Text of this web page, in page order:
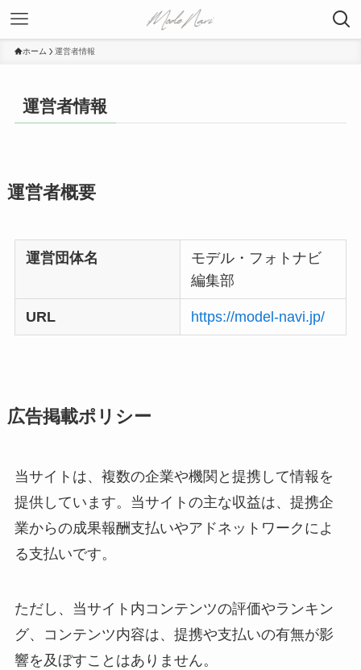
ホーム 運営者情報
運営者情報
運営者概要
運営団体名
モデル・フォトナビ
編集部
URL https://model-navi.jp/
広告掲載ポリシー
当サイトは、複数の企業や機関と提携して情報を
提供しています。当サイトの主な収益は、提携企
業からの成果報酬支払いやアドネットワークによ
る支払いです。
ただし、当サイト内コンテンツの評価やランキン
グ、コンテンツ内容は、提携や支払いの有無が影
響を及ぼすことはありません。